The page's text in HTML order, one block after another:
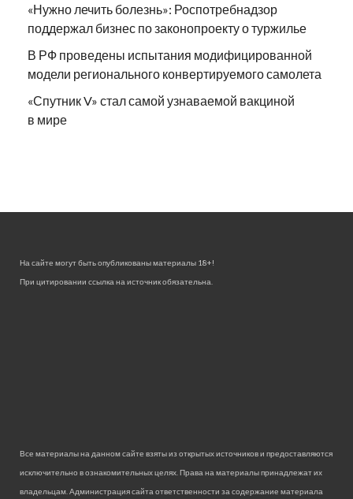
«Нужно лечить болезнь»: Роспотребнадзор
поддержал бизнес по законопроекту о туржилье
В РФ проведены испытания модифицированной
модели регионального конвертируемого самолета
«Спутник V» стал самой узнаваемой вакциной
в мире
На сайте могут быть опубликованы материалы 18+!
При цитировании ссылка на источник обязательна.
Все материалы на данном сайте взяты из открытых источников и предоставляются
исключительно в ознакомительных целях. Права на материалы принадлежат их
владельцам. Администрация сайта ответственности за содержание материала